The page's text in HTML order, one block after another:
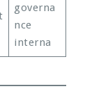
governa
nce
interna